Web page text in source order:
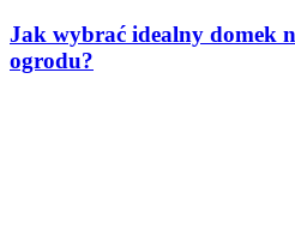
Jak wybrać idealny domek
ogrodu?